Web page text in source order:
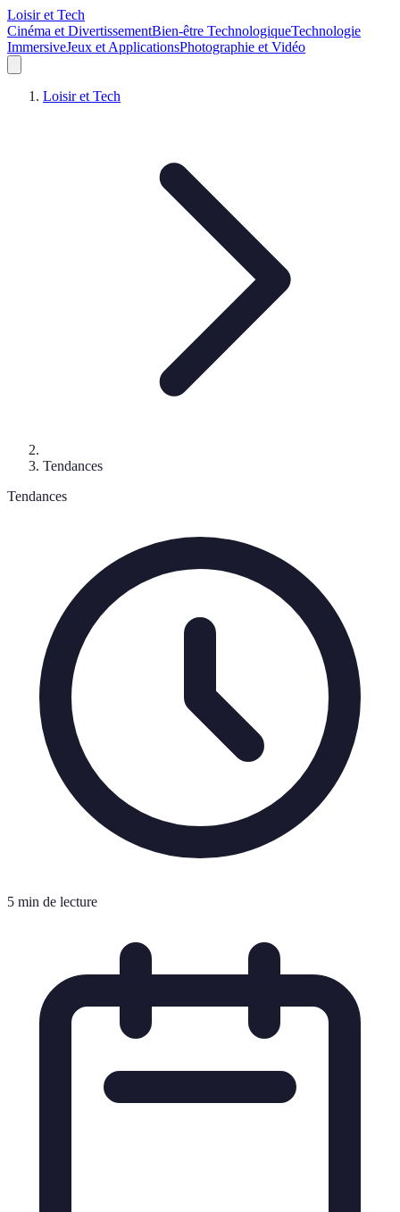
Loisir et Tech
Cinéma et DivertissementBien-être TechnologiqueTechnologie
ImmersiveJeux et ApplicationsPhotographie et Vidéo
Loisir et Tech
Tendances
Tendances
5 min de lecture